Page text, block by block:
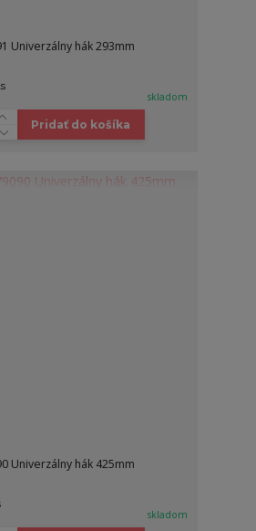
Univerzálny hák 293mm
skladom
Pridať do košíka
Univerzálny hák 425mm
skladom